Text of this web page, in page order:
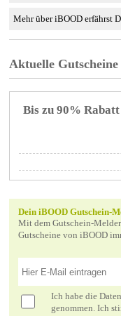
Mehr über iBOOD erfährst
Aktuelle
Bis zu 90%
Dein iBOOD Gutschein-
Mit dem Gutschein-
Gutscheine von iBOOD
Ich habe die
genommen. Ich